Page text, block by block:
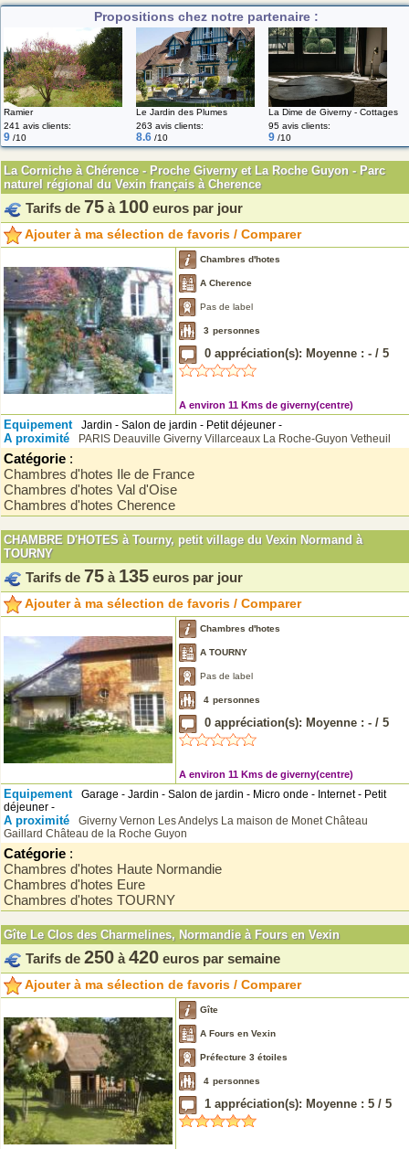
Propositions chez notre partenaire :
Ramier Le Jardin des Plumes
La Dime de Giverny - Cottages
241 avis clients:
9 /10
263 avis clients:
8.6 /10
95 avis clients:
9 /10
La Corniche à Chérence - Proche Giverny et La Roche Guyon - Parc
naturel régional du Vexin français à Cherence
Tarifs de 75 à 100 euros par jour
Ajouter à ma sélection de favoris / Comparer
Chambres d'hotes
A Cherence
Pas de label
3 personnes
0 appréciation(s): Moyenne : - / 5
A environ 11 Kms de giverny(centre)
Equipement Jardin - Salon de jardin - Petit déjeuner -
A proximité PARIS Deauville Giverny Villarceaux La Roche-Guyon Vetheuil
Catégorie :
Chambres d'hotes Ile de France
Chambres d'hotes Val d'Oise
Chambres d'hotes Cherence
CHAMBRE D'HOTES à Tourny, petit village du Vexin Normand à
TOURNY
Tarifs de 75 à 135 euros par jour
Ajouter à ma sélection de favoris / Comparer
Chambres d'hotes
A TOURNY
Pas de label
4 personnes
0 appréciation(s): Moyenne : - / 5
A environ 11 Kms de giverny(centre)
Equipement
Garage - Jardin - Salon de jardin - Micro onde - Internet - Petit
déjeuner -
A proximité Giverny Vernon Les Andelys La maison de MonetChâteau
Gaillard Château de la Roche Guyon
Catégorie :
Chambres d'hotes Haute Normandie
Chambres d'hotes Eure
Chambres d'hotes TOURNY
Gîte Le Clos des Charmelines, Normandie à Fours en Vexin
Tarifs de 250 à 420 euros par semaine
Ajouter à ma sélection de favoris / Comparer
Gîte
A Fours en Vexin
Préfecture 3 étoiles
4 personnes
1 appréciation(s): Moyenne : 5 / 5